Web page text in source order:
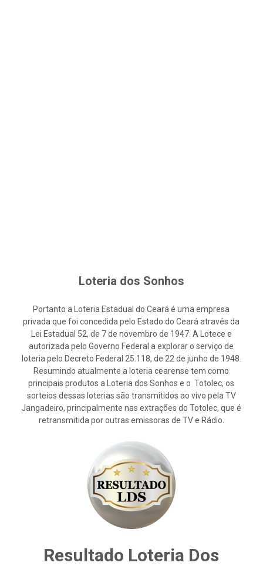
Loteria dos Sonhos
Portanto a Loteria Estadual do Ceará é uma empresa
privada que foi concedida pelo Estado do Ceará através da
Lei Estadual 52, de 7 de novembro de 1947. A Lotece e
autorizada pelo Governo Federal a explorar o serviço de
loteria pelo Decreto Federal 25.118, de 22 de junho de 1948.
Resumindo atualmente a loteria cearense tem como
principais produtos a Loteria dos Sonhos e o Totolec, os
sorteios dessas loterias são transmitidos ao vivo pela TV
Jangadeiro, principalmente nas extrações do Totolec, que é
retransmitida por outras emissoras de TV e Rádio.
Resultado Loteria Dos